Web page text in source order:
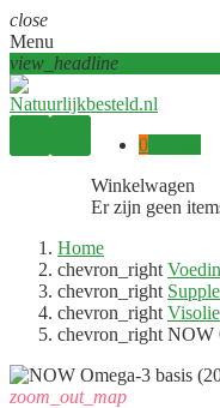
close
Menu
view_headline
0
Winkelwagen
Er zijn geen
Home
chevron_right
chevron_right
chevron_right
chevron_right NOW
zoom_out_map